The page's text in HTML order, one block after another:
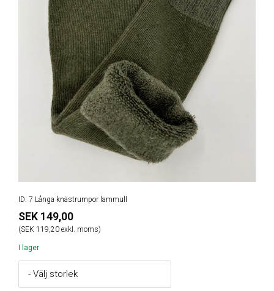
ID: 7 Långa knästrumpor lammull
SEK 149,00
(SEK 119,20 exkl. moms)
I lager